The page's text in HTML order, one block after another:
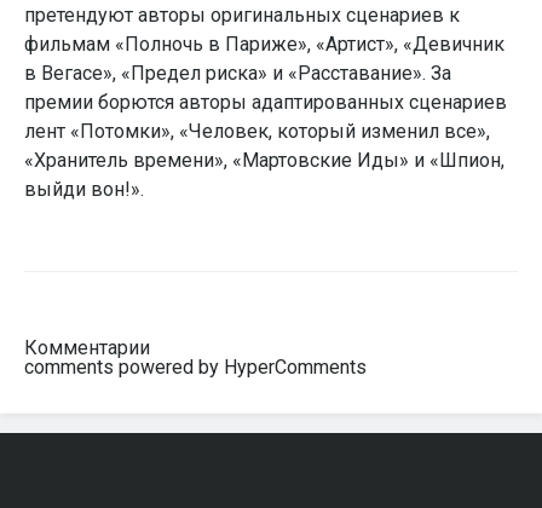
претендуют авторы оригинальных сценариев к
фильмам «Полночь в Париже», «Артист», «Девичник
в Вегасе», «Предел риска» и «Расставание». За
премии борются авторы адаптированных сценариев
лент «Потомки», «Человек, который изменил все»,
«Хранитель времени», «Мартовские Иды» и «Шпион,
выйди вон!».
Комментарии
comments powered by HyperComments